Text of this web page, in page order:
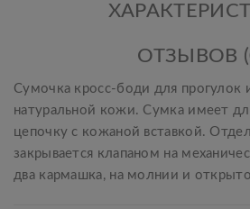
ОТЗЫВОВ
Сумочка кросс-боди для прогулок
натуральной кожи. Сумка имеет
цепочку с кожаной вставкой.
закрывается клапаном на
два кармашка, на молнии и